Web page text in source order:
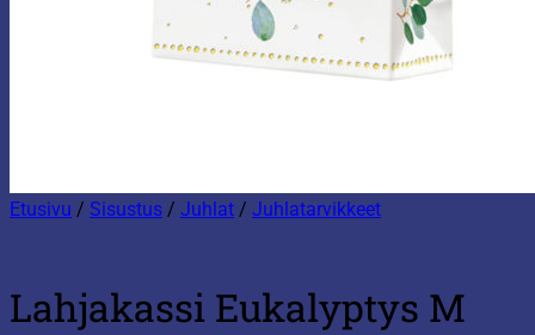
Etusivu / Sisustus / Juhlat / Juhlatarvikkeet
Lahjakassi Eukalyptys M